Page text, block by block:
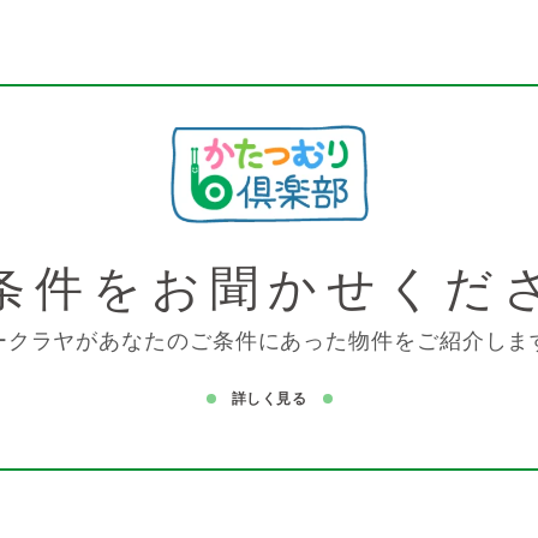
件を お聞かせくだ
クラヤがあなたのご条件にあった物件をご紹介しま
詳しく見る